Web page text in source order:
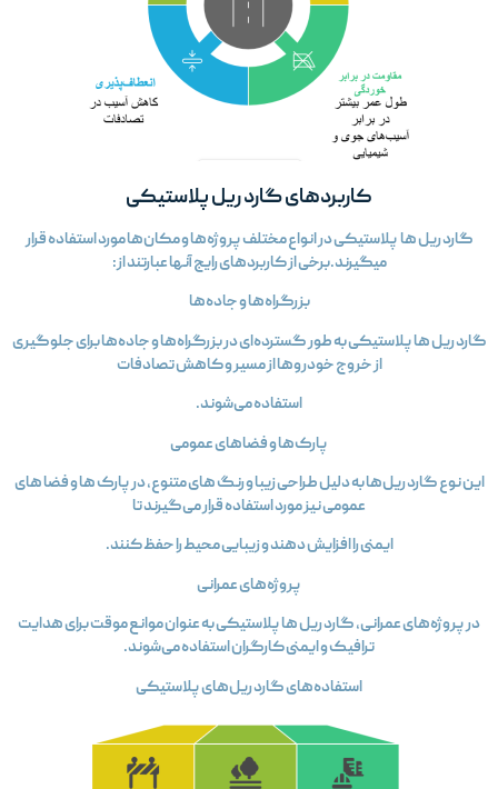
کاربردهای گارد ریل پلاستیکی
گارد ریل‌ ها پلاستیکی در انواع مختلف پروژه‌ها و مکان‌ها مورد استفاده قرار
میگیرند.برخی از کاربردهای رایج آنها عبارتند از:
بزرگراه‌ها و جاده‌ها
ریل‌ ها پلاستیکی به طور گسترده‌ای در بزرگراه‌ها و جاده‌ها برای جلوگیری
از خروج خودروها از مسیر و کاهش تصادفات
استفاده می‌شوند.
پارک‌ها و فضاهای عمومی
این نوع گارد ریل‌ها به دلیل طراحی زیبا و رنگ‌ های متنوع، در پارک‌ ها و فضا های
عمومی نیز مورد استفاده قرار می‌گیرند تا
ایمنی را افزایش دهند و زیبایی محیط را حفظ کنند.
پروژه‌های عمرانی
در پروژه‌های عمرانی، گارد ریل‌ ها پلاستیکی به عنوان موانع موقت برای هدایت
ترافیک و ایمنی کارگران استفاده می‌شوند.
استفاده‌های گارد ریل‌های پلاستیکی